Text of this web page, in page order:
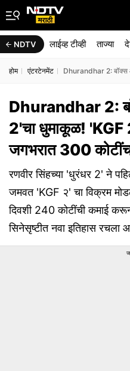
NDTV लाईव्ह टीव्ही ताज्या
होम एंटरटेनमेंट Dhurandhar 2: बॉक्स
Dhurandhar 2:
2'चा धुमाकूळ! 'KGF
जगभरात 300 कोटींचा
रणवीर सिंहच्या 'धुरंधर 2' ने
जमवत 'KGF २' चा विक्रम
दिवशी 240 कोटींची कमाई
सिनेसृष्टीत नवा इतिहास रचला